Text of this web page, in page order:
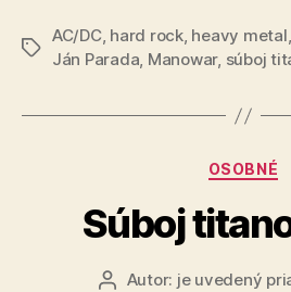
Značky
AC/DC, hard rock, heavy metal,
Ján Parada, Manowar, súboj
OSOBNÉ
Súboj
AutorAutor: je uvedený